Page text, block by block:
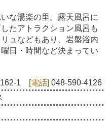
な湯楽の里。露天風呂に
たアトラクション風呂も
ュなどもあり、岩盤浴内
日・時間など決まってい
162-1 [電話] 048-590-4126